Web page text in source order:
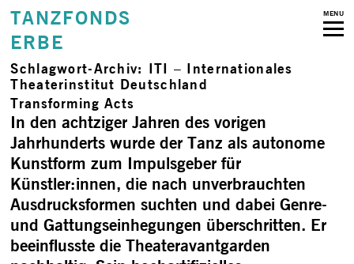
TANZFONDS
ERBE
MENU
Schlagwort-Archiv: ITI – Internationales
Theaterinstitut Deutschland
Transforming Acts
In den achtziger Jahren des vorigen
Jahrhunderts wurde der Tanz als autonome
Kunstform zum Impulsgeber für
Künstler:innen, die nach unverbrauchten
Ausdrucksformen suchten und dabei Genre-
und Gattungseinhegungen überschritten. Er
beeinflusste die Theateravantgarden